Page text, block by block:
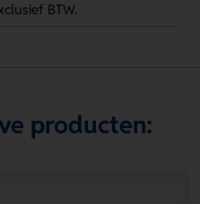
BTW.
producten: